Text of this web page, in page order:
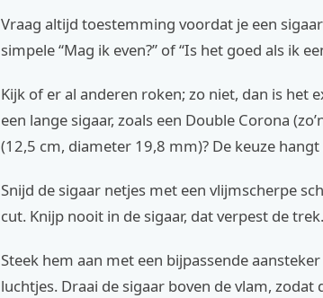
Vraag altijd toestemming voordat je een
simpele “Mag ik even?” of “Is het goed als ik
Kijk of er al anderen roken; zo niet, dan is het
een lange sigaar, zoals een Double Corona
(12,5 cm, diameter 19,8 mm)? De keuze
Snijd de sigaar netjes met een vlijmscherpe
cut. Knijp nooit in de sigaar, dat verpest de trek.
Steek hem aan met een bijpassende
luchtjes. Draai de sigaar boven de vlam,